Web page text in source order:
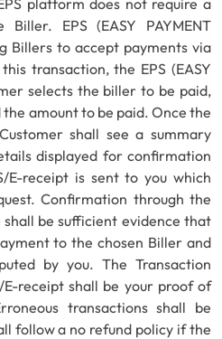
platform does not require a
EPS (EASY PAYMENT
Billers to accept payments via
transaction, the EPS (EASY
selects the biller to be paid,
amount to be paid. Once the
shall see a summary
displayed for confirmation
E-receipt is sent to you which
Confirmation through the
be sufficient evidence that
to the chosen Biller and
by you. The Transaction
E-receipt shall be your proof of
transactions shall be
follow a no refund policy if the